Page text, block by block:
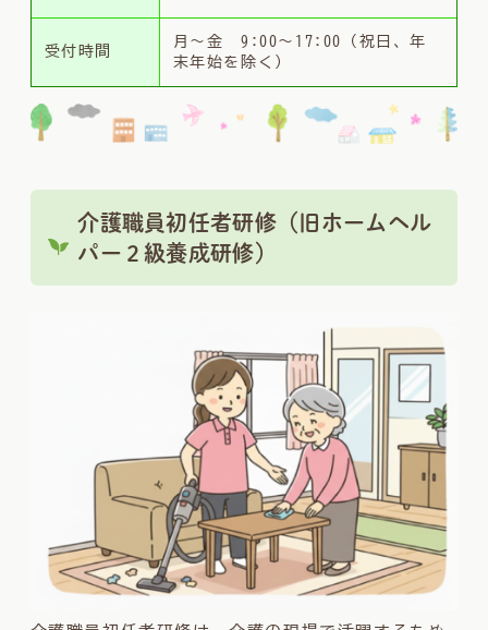
受付時間
月〜金 9:00〜17:00（祝日、年
末年始を除く）
介護職員初任者研修（旧ホームヘル
パー２級養成研修）